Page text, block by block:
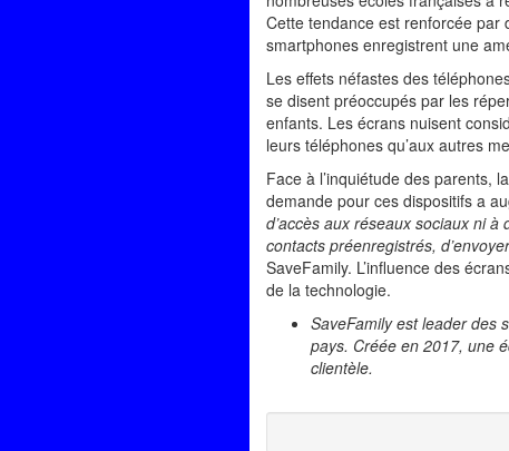
Cette tendance est renforcée par
smartphones enregistrent une
Les effets néfastes des
se disent préoccupés par les
enfants. Les écrans nuisent
leurs téléphones qu’aux autres
Face à l’inquiétude des parents,
demande pour ces dispositifs a
d’accès aux réseaux sociaux ni
contacts préenregistrés,
SaveFamily. L’influence des
de la technologie.
SaveFamily est leader des
pays. Créée en 2017, une
clientèle.